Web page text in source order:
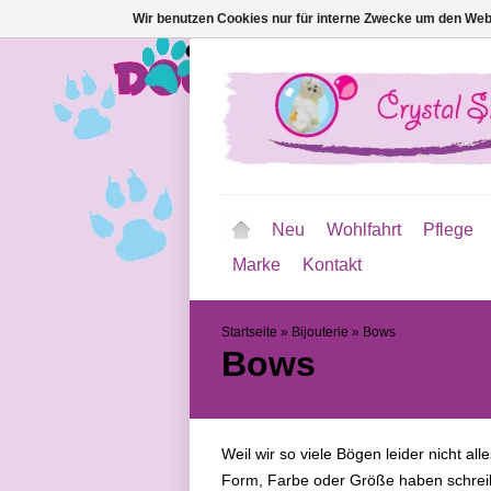
Neu Wohlfahrt
Pflege
Marke
Kontakt
Startseite » Bijouterie » Bows
Bows
Weil wir so viele Bögen leider nicht
Form, Farbe oder Größe haben
Wir benutzen Cookies nur für interne Zwecke um den